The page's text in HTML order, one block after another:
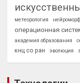
метеорология
операционная
академия образования
кнц со ран
эволюция